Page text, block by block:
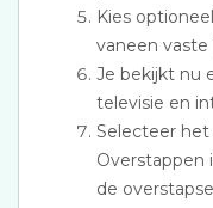
Kies
vaneen vaste
Je bekijkt nu
televisie en
Selecteer
Overstappen
de